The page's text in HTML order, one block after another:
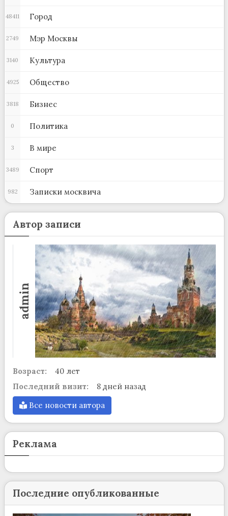
Город
48411
Мэр Москвы
2749
Культура
3140
Общество
4925
Бизнес
3818
Политика
0
В мире
3
Спорт
3489
Записки москвича
982
Автор записи
admin
Возраст:
40 лет
Последний визит:
8 дней назад
Все новости автора
Реклама
Последние опубликованные